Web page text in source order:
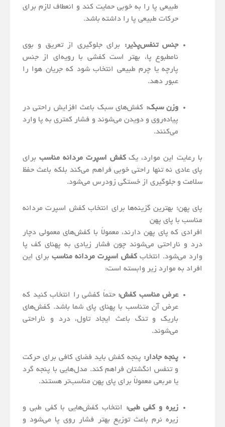
طبیعی پا را به خوبی حمایت کند و انعطاف لازم برای
حرکات طبیعی پا را داشته باشد.
جنس تنفس‌پذیر: برای جلوگیری از تعریق و بوی
نامطبوع پا، بهتر است کفشی با رویه‌ای از جنس
پارچه یا چرم طبیعی انتخاب شود که جریان هوا را
عبور دهد.
وزن سبک: کفش‌های سبک باعث افزایش راحتی در
پیاده‌روی و دویدن می‌شوند و فشار کمتری به پا وارد
می‌کنند.
با رعایت این موارد، یککفش اسپرت مردانه مناسب برای
پای عادی نه تنها راحتی خوبی فراهم می‌کند بلکه باعث حفظ
سلامت و جلوگیری از خستگی زودرس می‌شود.
پای پهن؛ بهترین گزینه‌ها برای انتخاب کفش اسپرت مردانه
مناسب با پای پهن
افرادی که پای پهن دارند، معمولاً با کفش‌های معمولی دچار
درد و ناراحتی می‌شوند چون فشار زیادی به پهنای کف پا
وارد می‌شود. انتخاب کفش اسپرت مردانه مناسب برای این
افراد به موارد زیر وابسته است:
عرض مناسب کفش: حتماً کفشی را انتخاب کنید که
عرض آن متناسب با پهنای پای شما باشد. کفش‌های
باریک و تنگ باعث ایجاد تاول، درد و ناراحتی
می‌شوند.
پنجه جادار: پنجه کفش باید فضای کافی برای حرکت
و تنفس انگشتان فراهم کند. مدل‌هایی با پنجه گرد
یا مربعی معمولاً برای پای پهن مناسب‌تر هستند.
زیره و کفی طبی: انتخاب کفش‌هایی با کفی طبی و
زیره نرم باعث توزیع بهتر فشار روی پا می‌شود و